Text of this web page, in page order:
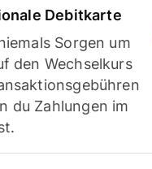
Debitkarte
Sorgen um
den Wechselkurs
du Zahlungen im